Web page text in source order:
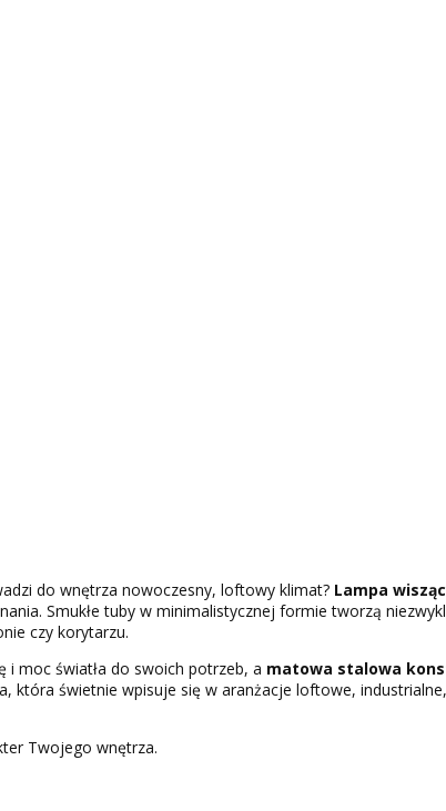
do wnętrza nowoczesny, loftowy klimat? Lampa
Smukłe tuby w minimalistycznej formie tworzą
czy korytarzu.
moc światła do swoich potrzeb, a matowa stalowa
która świetnie wpisuje się w aranżacje loftowe,
Twojego wnętrza.